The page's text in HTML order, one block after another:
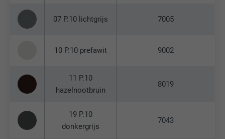
07 P.10 lichtgrijs 7005
10 P.10 prefawit 9002
11 P.10
hazelnootbruin
8019
19 P.10
donkergrijs
7043